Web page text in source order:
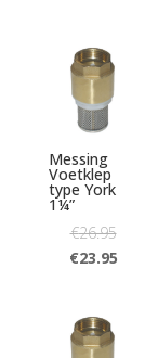
Messing
Voetklep
type York
1¼”
€26.95
€23.95